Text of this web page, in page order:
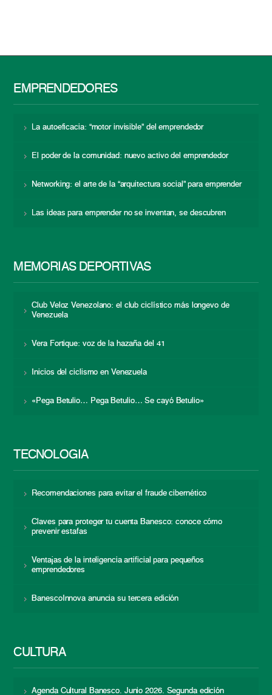
EMPRENDEDORES
La autoeficacia: “motor invisible” del emprendedor
El poder de la comunidad: nuevo activo del emprendedor
Networking: el arte de la “arquitectura social” para emprender
Las ideas para emprender no se inventan, se descubren
MEMORIAS DEPORTIVAS
Club Veloz Venezolano: el club ciclístico más longevo de
Venezuela
Vera Fortique: voz de la hazaña del 41
Inicios del ciclismo en Venezuela
«Pega Betulio… Pega Betulio… Se cayó Betulio»
TECNOLOGÍA
Recomendaciones para evitar el fraude cibernético
Claves para proteger tu cuenta Banesco: conoce cómo
prevenir estafas
Ventajas de la inteligencia artificial para pequeños
emprendedores
BanescoInnova anuncia su tercera edición
CULTURA
Agenda Cultural Banesco. Junio 2026. Segunda edición